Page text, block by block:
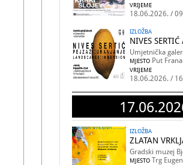
VRIJEME
18.06.2026. /
IZLOŽBA
NIVES
Umjetnička
MJESTO Put
VRIJEME
18.06.2026. /
IZLOŽBA
ZLATAN
Gradski muzej
MJESTO Trg